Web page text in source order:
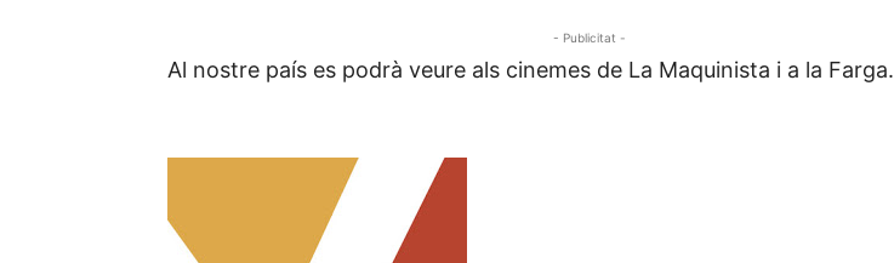
- Publicitat -
Al nostre país es podrà veure als cinemes de La Maquinista i a la Farga.